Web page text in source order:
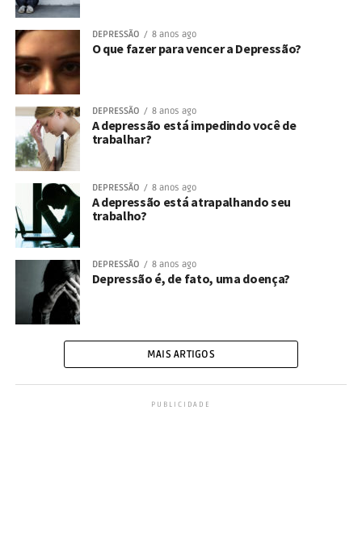
DEPRESSÃO 8 anos ago
O que fazer para vencer a Depressão?
DEPRESSÃO 8 anos ago
A depressão está impedindo você de
trabalhar?
DEPRESSÃO 8 anos ago
A depressão está atrapalhando seu
trabalho?
DEPRESSÃO 8 anos ago
Depressão é, de fato, uma doença?
MAIS ARTIGOS
PUBLICIDADE